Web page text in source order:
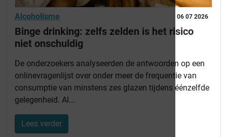
06 07 2026
Alcoholisme
Binge drinking: zelfs zelden is het risico
niet onschuldig
De onderzoekers analyseerden de antwoorden op een
onlinevragenlijst over onder meer de frequentie van
consumptie van minstens zes glazen tijdens éénzelfde
gelegenheid. Al...
Lees verder